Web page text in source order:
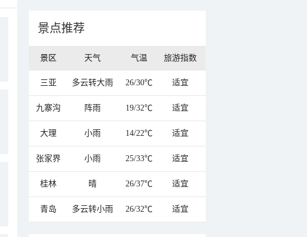
景点推荐
景区 天气 气温 旅游指数
三亚 多云转大雨 26/30℃ 适宜
九寨沟 阵雨 19/32℃ 适宜
大理 小雨 14/22℃ 适宜
张家界 小雨 25/33℃ 适宜
桂林 晴 26/37℃ 适宜
青岛 多云转小雨 26/32℃ 适宜